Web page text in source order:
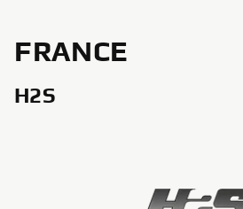
FRANCE
H2S